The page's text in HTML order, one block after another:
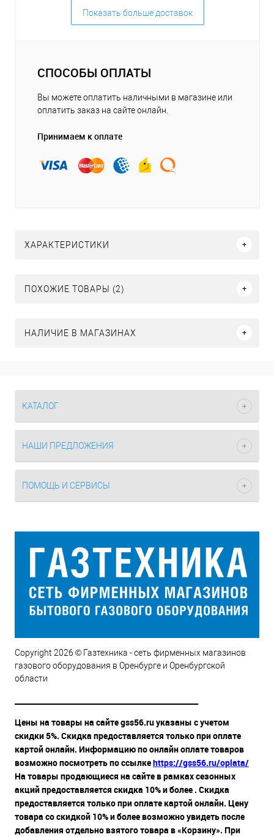
Показать больше доставок
СПОСОБЫ ОПЛАТЫ
Вы можете оплатить наличными в магазине или
оплатить заказ на сайте онлайн.
Принимаем к оплате
ХАРАКТЕРИСТИКИ
ПОХОЖИЕ ТОВАРЫ (2)
НАЛИЧИЕ В МАГАЗИНАХ
КАТАЛОГ
НАШИ ПРЕДЛОЖЕНИЯ
ПОМОЩЬ И СЕРВИСЫ
Copyright 2026 © Газтехника - сеть фирменных магазинов
газового оборудования в Оренбурге и Оренбургской
области
Цены на товары на сайте gss56.ru указаны с учетом
скидки 5%. Скидка предоставляется только при оплате
картой онлайн. Информацию по онлайн оплате товаров
возможно посмотреть по ссылкеhttps://gss56.ru/oplata/
На товары продающиеся на сайте в рамках сезонных
акций предоставляется скидка 10% и более . Скидка
предоставляется только при оплате картой онлайн. Цену
товара со скидкой 10% и более возможно увидеть после
добавления отдельно взятого товара в «Корзину». При